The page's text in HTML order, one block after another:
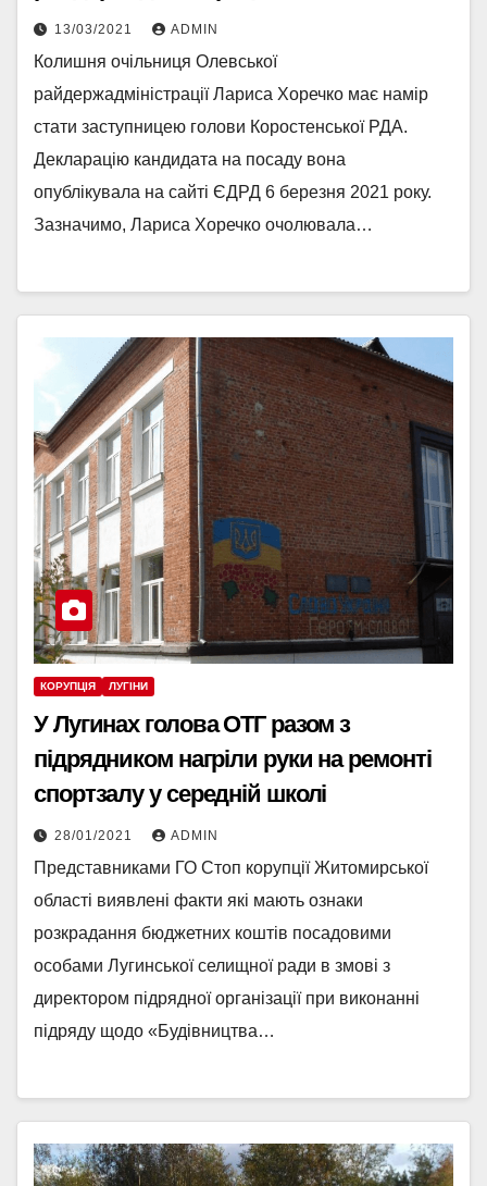
13/03/2021 ADMIN
Колишня очільниця Олевської
райдержадміністрації Лариса Хоречко має намір
стати заступницею голови Коростенської РДА.
Декларацію кандидата на посаду вона
опублікувала на сайті ЄДРД 6 березня 2021 року.
Зазначимо, Лариса Хоречко очолювала…
КОРУПЦІЯ ЛУГІНИ
У Лугинах голова ОТГ разом з
підрядником нагріли руки на ремонті
спортзалу у середній школі
28/01/2021 ADMIN
Представниками ГО Стоп корупції Житомирської
області виявлені факти які мають ознаки
розкрадання бюджетних коштів посадовими
особами Лугинської селищної ради в змові з
директором підрядної організації при виконанні
підряду щодо «Будівництва…